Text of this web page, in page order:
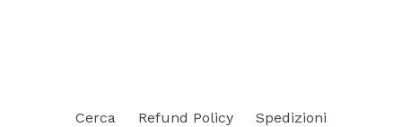
Cerca Refund Policy
Spedizioni